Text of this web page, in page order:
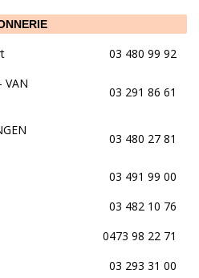
03 480 99 92
VAN
03 291 86 61
03 480 27 81
03 491 99 00
03 482 10 76
0473 98 22 71
03 293 31 00